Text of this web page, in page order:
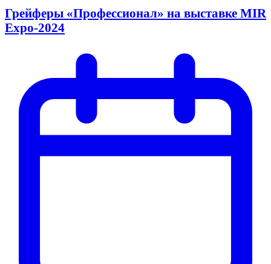
Грейферы «Профессионал» на выставке MIR
Expo-2024